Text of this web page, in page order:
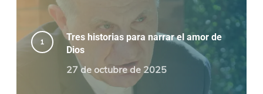
Tres historias para narrar el amor de
Dios
27 de octubre de 2025